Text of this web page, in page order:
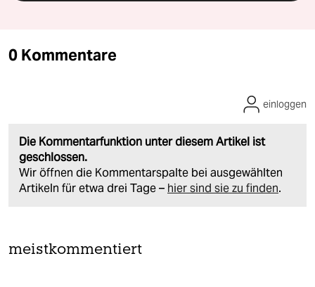
0 Kommentare
Die Kommentarfunktion unter diesem Artikel ist
geschlossen.
Wir öffnen die Kommentarspalte bei ausgewählten
Artikeln für etwa drei Tage – hier sind sie zu finden.
einloggen
meistkommentiert